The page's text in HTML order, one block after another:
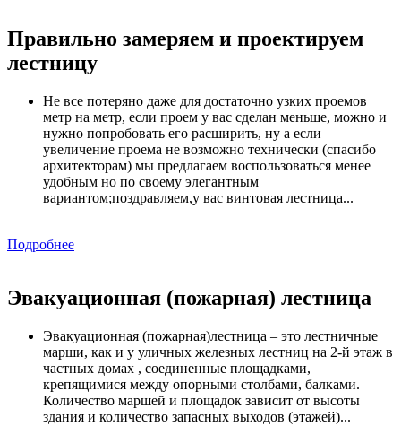
Правильно замеряем и проектируем
лестницу
Не все потеряно даже для достаточно узких проемов
метр на метр, если проем у вас сделан меньше, можно и
нужно попробовать его расширить, ну а если
увеличение проема не возможно технически (спасибо
архитекторам) мы предлагаем воспользоваться менее
удобным но по своему элегантным
вариантом;поздравляем,у вас винтовая лестница...
Подробнее
Эвакуационная (пожарная) лестница
Эвакуационная (пожарная)лестница – это лестничные
марши, как и у уличных железных лестниц на 2-й этаж в
частных домах , соединенные площадками,
крепящимися между опорными столбами, балками.
Количество маршей и площадок зависит от высоты
здания и количество запасных выходов (этажей)...